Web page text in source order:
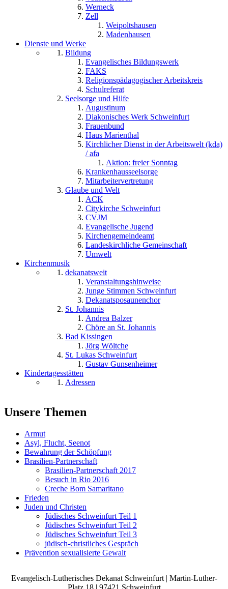
Werneck
Zell
Weipoltshausen
Madenhausen
Dienste und Werke
Bildung
Evangelisches Bildungswerk
FAKS
Religionspädagogischer Arbeitskreis
Schulreferat
Seelsorge und Hilfe
Augustinum
Diakonisches Werk Schweinfurt
Frauenbund
Haus Marienthal
Kirchlicher Dienst in der Arbeitswelt (kda)
/ afa
Aktion: freier Sonntag
Krankenhausseelsorge
Mitarbeitervertretung
Glaube und Welt
ACK
Citykirche Schweinfurt
CVJM
Evangelische Jugend
Kirchengemeindeamt
Landeskirchliche Gemeinschaft
Umwelt
Kirchenmusik
dekanatsweit
Veranstaltungshinweise
Junge Stimmen Schweinfurt
Dekanatsposaunenchor
St. Johannis
Andrea Balzer
Chöre an St. Johannis
Bad Kissingen
Jörg Wöltche
St. Lukas Schweinfurt
Gustav Gunsenheimer
Kindertagesstätten
Adressen
Unsere Themen
Armut
Asyl, Flucht, Seenot
Bewahrung der Schöpfung
Brasilien-Partnerschaft
Brasilien-Partnerschaft 2017
Besuch in Rio 2016
Creche Bom Samaritano
Frieden
Juden und Christen
Jüdisches Schweinfurt Teil 1
Jüdisches Schweinfurt Teil 2
Jüdisches Schweinfurt Teil 3
jüdisch-christliches Gespräch
Prävention sexualisierte Gewalt
Evangelisch-Lutherisches Dekanat Schweinfurt | Martin-Luther-
Platz 18 | 97421 Schweinfurt